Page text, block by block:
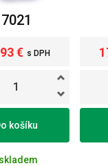
7021
€ s DPH
košíku